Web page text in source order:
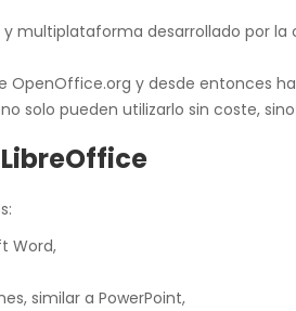
multiplataforma desarrollado por
OpenOffice.org y desde entonces
solo pueden utilizarlo sin coste,
Word,
similar a PowerPoint,